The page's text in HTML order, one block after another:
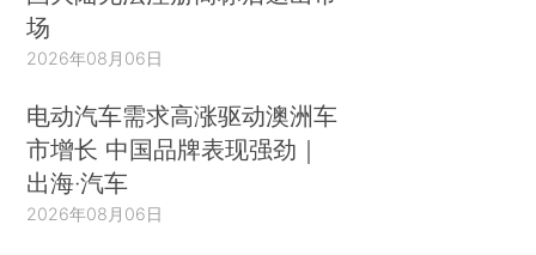
场
2026年08月06日
电动汽车需求高涨驱动澳洲车
市增长 中国品牌表现强劲｜
出海·汽车
2026年08月06日